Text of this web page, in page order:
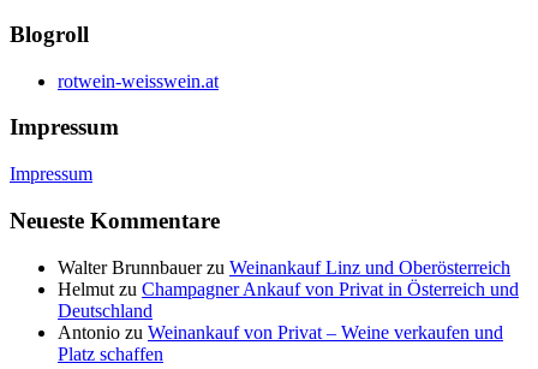
Blogroll
rotwein-weisswein.at
Impressum
Impressum
Neueste Kommentare
Walter Brunnbauerzu Weinankauf Linz und Oberösterreich
Helmut zu Champagner Ankauf von Privat in Österreich und
Deutschland
Antonio zu Weinankauf von Privat – Weine verkaufen und
Platz schaffen